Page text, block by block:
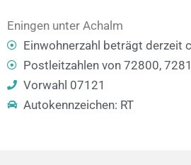
Eningen unter Achalm
Einwohnerzahl beträgt derzeit
Postleitzahlen von 72800,
Vorwahl 07121
Autokennzeichen: RT